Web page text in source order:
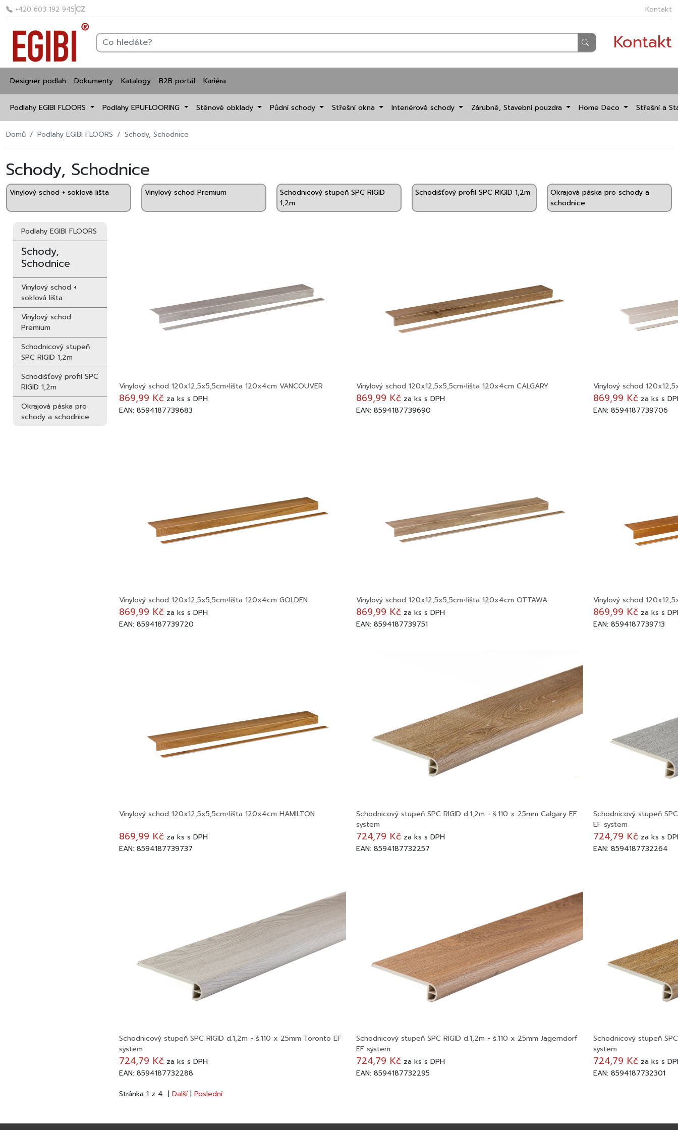
+420 603 192 945CZ Kontakt
Kontakt
Designer podlah Dokumenty Katalogy B2B portál Kariéra
Podlahy EGIBI FLOORS Podlahy EPUFLOORING Stěnové obklady Půdní schody Střešní okna Interiérové schody Zárubně, Stavební pouzdra Home Deco Střešní a
Domů Podlahy EGIBI FLOORS Schody, Schodnice
Schody, Schodnice
Vinylový schod + soklová lišta Vinylový schod Premium
Schodnicový stupeň SPC RIGID
1,2m
Schodišťový profil SPC RIGID 1,2m
Okrajová páska pro schody a
schodnice
Podlahy EGIBI FLOORS
Schody,
Schodnice
Vinylový schod +
soklová lišta
Vinylový schod
Premium
Schodnicový stupeň
SPC RIGID 1,2m
Schodišťový profil SPC
RIGID 1,2m
Okrajová páska pro
schody a schodnice
Vinylový schod 120x12,5x5,5cm+lišta 120x4cm VANCOUVER
869,99 Kč za ks s DPH
EAN: 8594187739683
Vinylový schod 120x12,5x5,5cm+lišta 120x4cm CALGARY
869,99 Kč za ks s DPH
EAN: 8594187739690
Vinylový schod
869,99 Kč za ks s
EAN: 8594187739706
Vinylový schod 120x12,5x5,5cm+lišta 120x4cm GOLDEN
869,99 Kč za ks s DPH
EAN: 8594187739720
Vinylový schod 120x12,5x5,5cm+lišta 120x4cm OTTAWA
869,99 Kč za ks s DPH
EAN: 8594187739751
Vinylový schod
869,99 Kč za ks s
EAN: 8594187739713
Vinylový schod 120x12,5x5,5cm+lišta 120x4cm HAMILTON
869,99 Kč za ks s DPH
EAN: 8594187739737
Schodnicový stupeň SPC RIGID d.1,2m - š.110 x 25mm Calgary EF
system
724,79 Kč za ks s DPH
EAN: 8594187732257
Schodnicový stupeň
EF system
724,79 Kč za ks s
EAN: 8594187732264
Schodnicový stupeň SPC RIGID d.1,2m - š.110 x 25mm Toronto EF
system
724,79 Kč za ks s DPH
EAN: 8594187732288
Schodnicový stupeň SPC RIGID d.1,2m - š.110 x 25mm Jagerndorf
EF system
724,79 Kč za ks s DPH
EAN: 8594187732295
Schodnicový stupeň
system
724,79 Kč za ks s
EAN: 8594187732301
Stránka 1 z 4 | Další | Poslední